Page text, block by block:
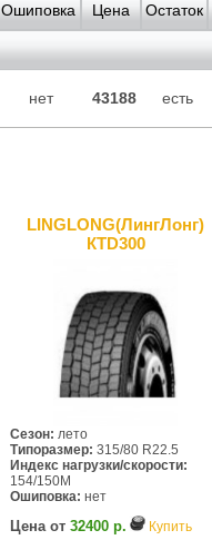
Ошиповка Цена Остаток
нет 43188 есть
LINGLONG(ЛингЛонг)
КTD300
Сезон: лето
Типоразмер: 315/80 R22.5
Индекс нагрузки/скорости:
154/150M
Ошиповка: нет
Цена от 32400 р. Купить